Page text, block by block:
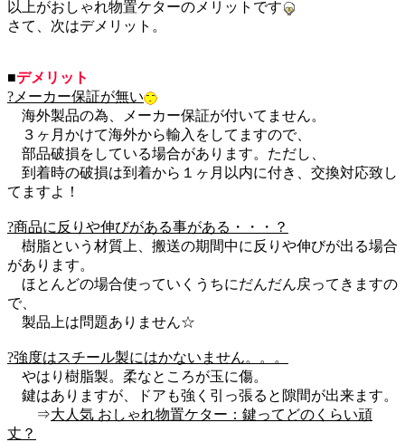
以上がおしゃれ物置ケターのメリットです
さて、次はデメリット。
■デメリット
?メーカー保証が無い
海外製品の為、メーカー保証が付いてません。
３ヶ月かけて海外から輸入をしてますので、
部品破損をしている場合があります。ただし、
到着時の破損は到着から１ヶ月以内に付き、交換対応致し
てますよ！
?商品に反りや伸びがある事がある・・・？
樹脂という材質上、搬送の期間中に反りや伸びが出る場合
があります。
ほとんどの場合使っていくうちにだんだん戻ってきますの
で、
製品上は問題ありません☆
?強度はスチール製にはかないません。。。
やはり樹脂製。柔なところが玉に傷。
鍵はありますが、ドアも強く引っ張ると隙間が出来ます。
⇒大人気 おしゃれ物置ケター：鍵ってどのくらい頑
丈？